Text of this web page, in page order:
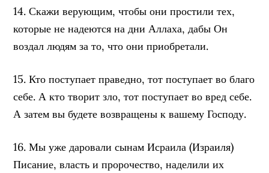
14. Скажи верующим, чтобы они простили тех,
которые не надеются на дни Аллаха, дабы Он
воздал людям за то, что они приобретали.
15. Кто поступает праведно, тот поступает во благо
себе. А кто творит зло, тот поступает во вред себе.
А затем вы будете возвращены к вашему Господу.
16. Мы уже даровали сынам Исраила (Израиля)
Писание, власть и пророчество, наделили их